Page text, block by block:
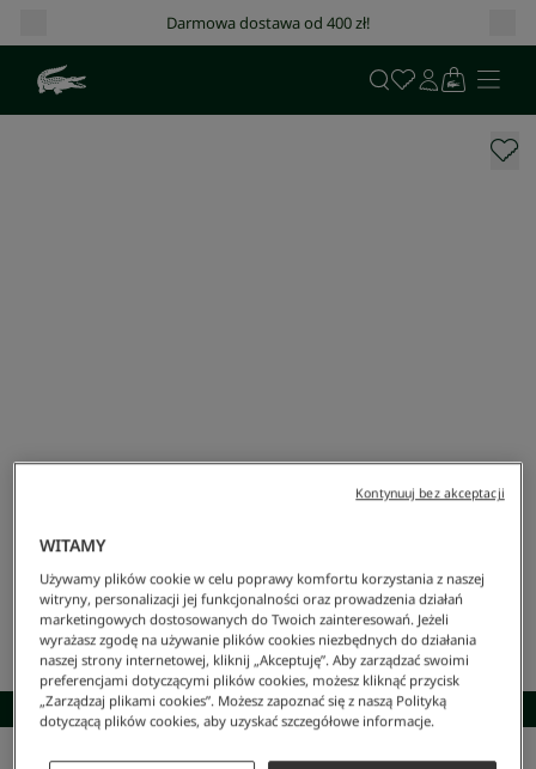
Darmowa dostawa od 400 zł!
SKOMPLETUJ STYLIZACJĘ
WITAMY
Używamy plików cookie w celu poprawy komfortu korzystania z naszej
witryny, personalizacji jej funkcjonalności oraz prowadzenia działań
marketingowych dostosowanych do Twoich zainteresowań. Jeżeli
wyrażasz zgodę na używanie plików cookies niezbędnych do działania
naszej strony internetowej, kliknij „Akceptuję”. Aby zarządzać swoimi
preferencjami dotyczącymi plików cookies, możesz kliknąć przycisk
„Zarządzaj plikami cookies”. Możesz zapoznać się z naszą Polityką
dotyczącą plików cookies, aby uzyskać szczegółowe informacje.
Kontynuuj bez akceptacji